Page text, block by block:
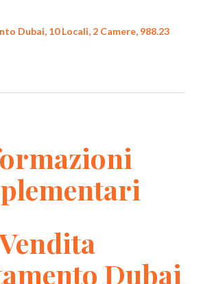
Dubai, 10 Locali, 2 Camere, 988.23
Vendita
Dubai